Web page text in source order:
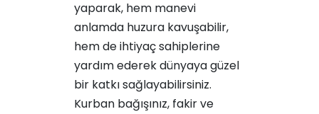
yaparak, hem manevi
anlamda huzura kavuşabilir,
hem de ihtiyaç sahiplerine
yardım ederek dünyaya güzel
bir katkı sağlayabilirsiniz.
Kurban bağışınız, fakir ve